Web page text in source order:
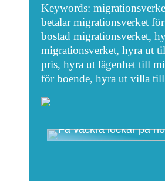
Keywords:
betalar migrationsverket
bostad migrationsverket,
migrationsverket, hyra ut
pris, hyra ut lägenhet till
för boende, hyra ut villa
Få vackra lockar på